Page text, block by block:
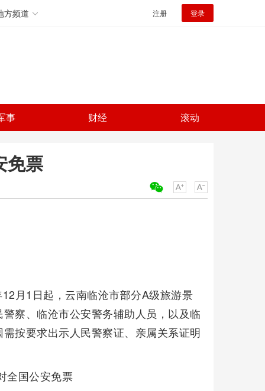
方频道 注册 登录
事 财经 滚动
免票
月1日起，云南临沧市部分A级旅游景
察、临沧市公安警务辅助人员，以及临
按要求出示人民警察证、亲属关系证明